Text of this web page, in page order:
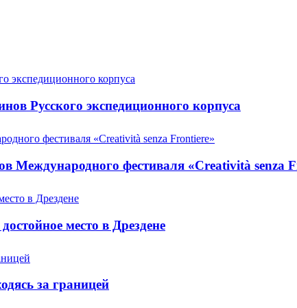
Русского экспедиционного корпуса
Международного фестиваля «Creatività senza
место в Дрездене
за границей